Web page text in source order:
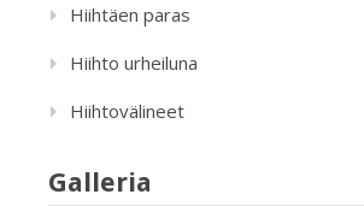
Hiihtäen paras
Hiihto urheiluna
Hiihtovälineet
Galleria